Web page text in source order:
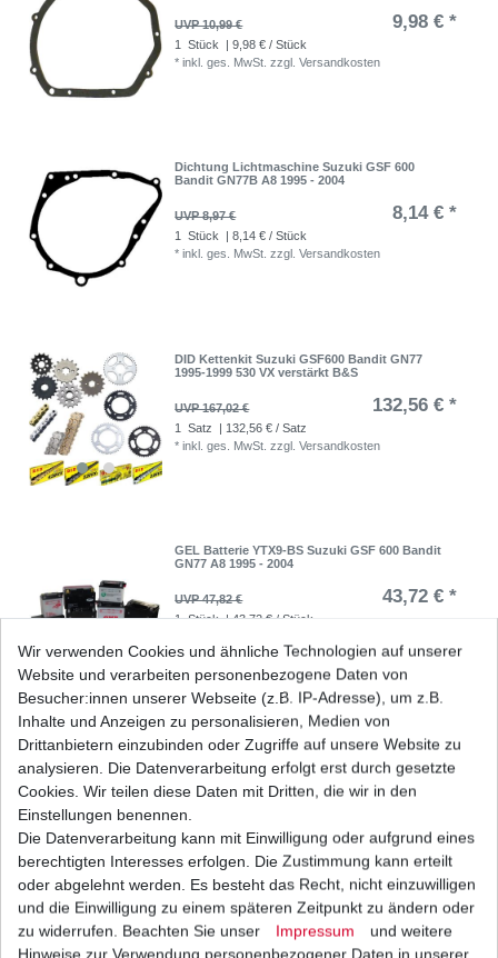
UVP 10,99 € 9,98 € *
1 Stück
| 9,98 € / Stück
*inkl. ges. MwSt. zzgl.Versandkosten
Dichtung Lichtmaschine Suzuki GSF 600
Bandit GN77B A8 1995 - 2004
UVP 8,97 € 8,14 € *
1 Stück
| 8,14 € / Stück
*inkl. ges. MwSt. zzgl.Versandkosten
DID Kettenkit Suzuki GSF600 Bandit GN77
1995-1999 530 VX verstärkt B&S
UVP 167,02 € 132,56 € *
1 Satz
| 132,56 € / Satz
*inkl. ges. MwSt. zzgl.Versandkosten
GEL Batterie YTX9-BS Suzuki GSF 600 Bandit
GN77 A8 1995 - 2004
UVP 47,82 € 43,72 € *
1 Stück | 43,72 € / Stück
Kupplung Suzuki GSF 600 Bandit GN77B A8
UVP 80,57 € 65,26 € *
1 Satz
zzgl. Versandkosten
Lichtmaschine Suzuki 31400-19C03 GSF 600
GN77B 1995-1999 gebraucht
Wir verwenden Cookies und ähnliche Technologien auf unserer
Website und verarbeiten personenbezogene Daten von
Besucher:innen unserer Webseite (z.B. IP-Adresse), um z.B.
Inhalte und Anzeigen zu personalisieren, Medien von
Drittanbietern einzubinden oder Zugriffe auf unsere Website zu
analysieren. Die Datenverarbeitung erfolgt erst durch gesetzte
Cookies. Wir teilen diese Daten mit Dritten, die wir in den
Einstellungen benennen.
Die Datenverarbeitung kann mit Einwilligung oder aufgrund eines
berechtigten Interesses erfolgen. Die Zustimmung kann erteilt
oder abgelehnt werden. Es besteht das Recht, nicht einzuwilligen
und die Einwilligung zu einem späteren Zeitpunkt zu ändern oder
zu widerrufen. Beachten Sie unser
Impressum
und weitere
Hinweise zur Verwendung personenbezogener Daten in unserer